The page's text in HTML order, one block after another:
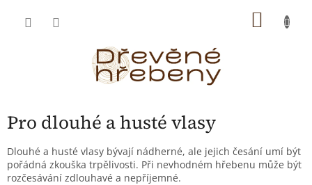
Pro dlouhé a husté vlasy
Dlouhé a husté vlasy bývají nádherné, ale jejich česání umí být
pořádná zkouška trpělivosti. Při nevhodném hřebenu může být
rozčesávání zdlouhavé a nepříjemné.